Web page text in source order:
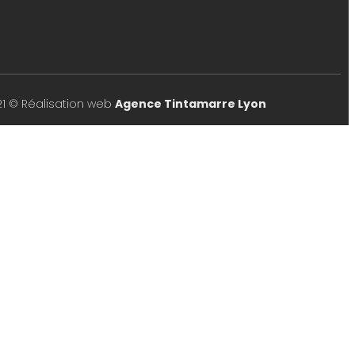
© Réalisation web Agence Tintamarre Lyon